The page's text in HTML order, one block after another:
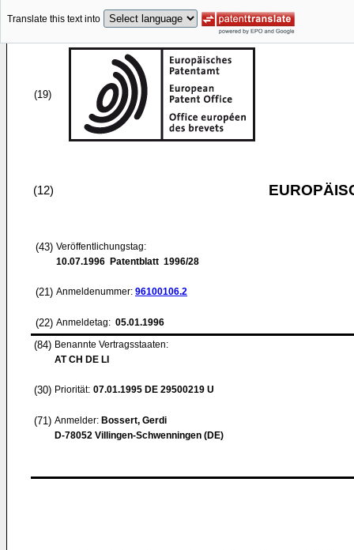
Translate this text into
(19)
(12)
(43) Veröffentlichungstag:
10.07.1996 Patentblatt 1996/28
(21) Anmeldenummer: 96100106.2
(22) Anmeldetag: 05.01.1996
(84) Benannte Vertragsstaaten:
AT CH DE LI
(30) Priorität: 07.01.1995 DE 29500219 U
(71) Anmelder: Bossert, Gerdi
D-78052 Villingen-Schwenningen (DE)